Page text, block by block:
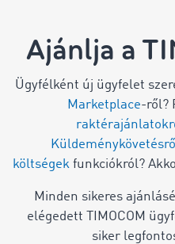
Ajánlja a
Ügyfélként új ügyfelet
Marketplace-ről?
Küldeménykövetésrő
költségek funkciókról?
Minden sikeres
elégedett TIMOCOM
siker